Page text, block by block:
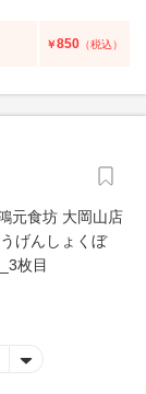
￥850 （税込）